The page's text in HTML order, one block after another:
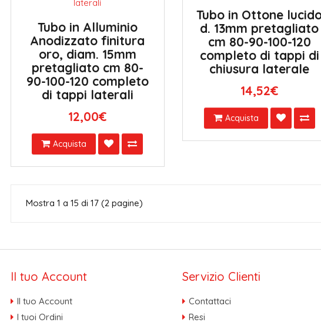
Tubo in Alluminio
Anodizzato finitura
oro, diam. 15mm
pretagliato cm 80-
90-100-120 completo
di tappi laterali
12,00€
Acquista
Tubo in Ottone
d. 13mm pretagliato
cm 80-90-100-120
completo di tappi di
chiusura laterale
14,52€
Acquista
Mostra 1 a 15 di 17 (2 pagine)
Il tuo Account
Il tuo Account
I tuoi Ordini
Servizio Clienti
Contattaci
Resi